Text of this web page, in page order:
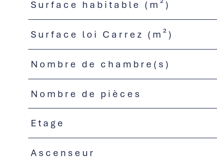
Surface habitable (m²)
Surface loi Carrez (m²)
Nombre de chambre(s)
Nombre de pièces
Etage
Ascenseur